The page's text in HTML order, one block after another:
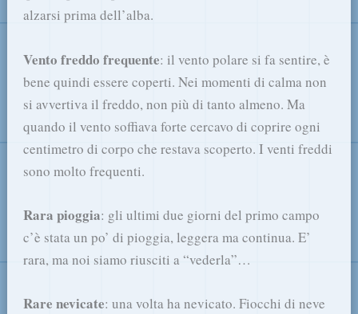
alzarsi prima dell’alba.
Vento freddo frequente: il vento polare si fa sentire, è
bene quindi essere coperti. Nei momenti di calma non
si avvertiva il freddo, non più di tanto almeno. Ma
quando il vento soffiava forte cercavo di coprire ogni
centimetro di corpo che restava scoperto. I venti freddi
sono molto frequenti.
Rara pioggia: gli ultimi due giorni del primo campo
c’è stata un po’ di pioggia, leggera ma continua. E’
rara, ma noi siamo riusciti a “vederla”…
Rare nevicate: una volta ha nevicato. Fiocchi di neve